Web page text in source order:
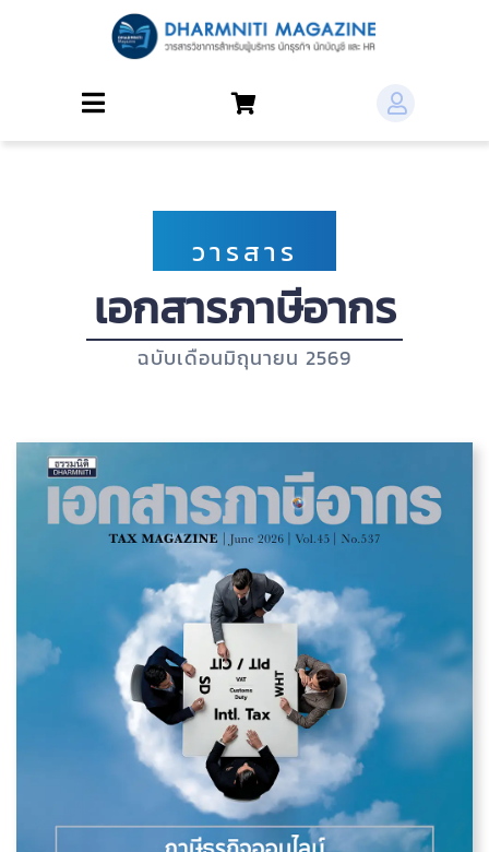
วารสาร
เอกสารภาษีอากร
ฉบับเดือนมิถุนายน 2569